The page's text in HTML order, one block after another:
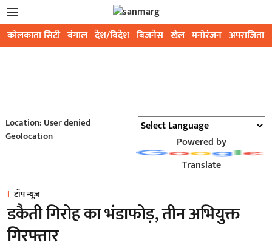
कोलकाता सिटी बंगाल देश/विदेश बिजनेस खेल मनोरंजन अपराजिता
Location: User denied
Geolocation
Powered by
Translate
टॉप न्यूज़
डकैती गिरोह का भंडाफोड़, तीन अभियुक्त
गिरफ्तार